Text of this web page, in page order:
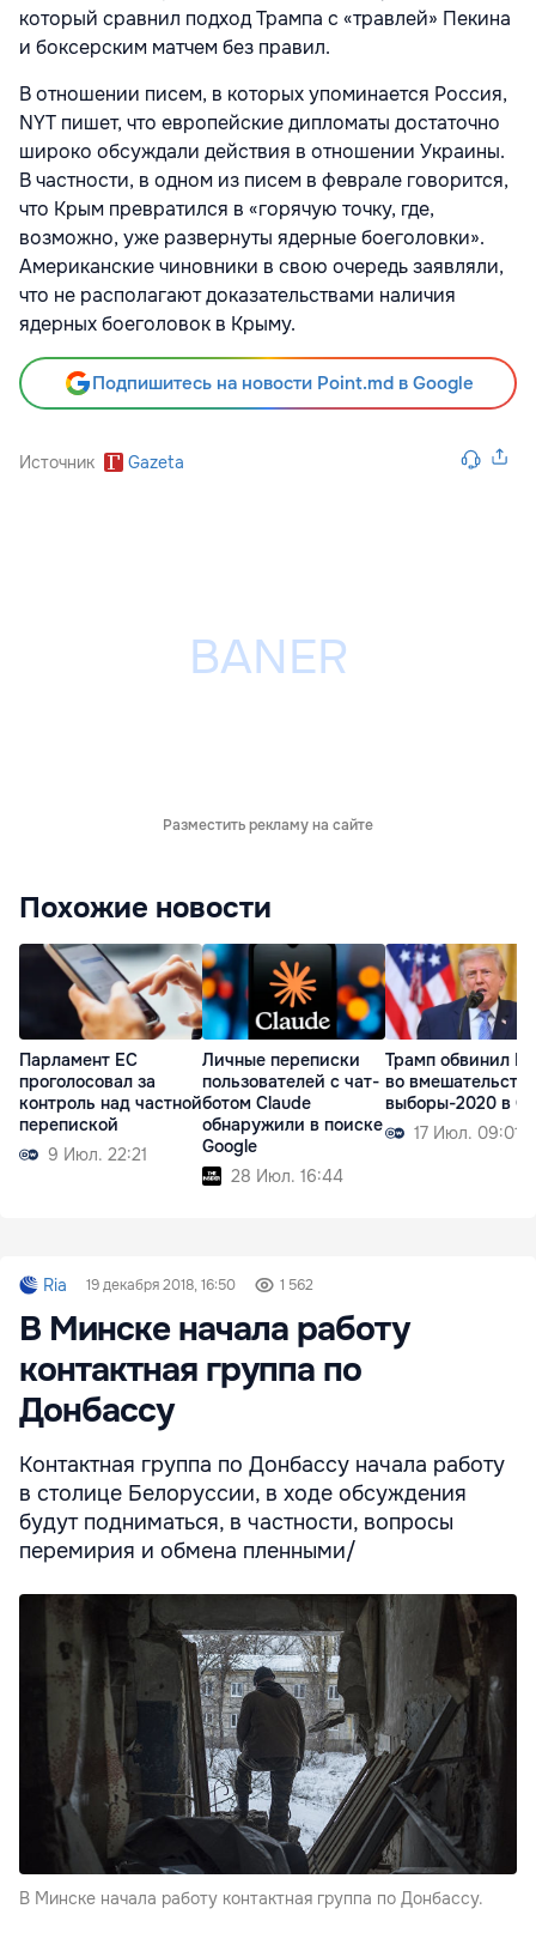
который сравнил подход Трампа с «травлей» Пекина
и боксерским матчем без правил.
В отношении писем, в которых упоминается Россия,
NYT пишет, что европейские дипломаты достаточно
широко обсуждали действия в отношении Украины.
В частности, в одном из писем в феврале говорится,
что Крым превратился в «горячую точку, где,
возможно, уже развернуты ядерные боеголовки».
Американские чиновники в свою очередь заявляли,
что не располагают доказательствами наличия
ядерных боеголовок в Крыму.
Подпишитесь на новости Point.md в Google
Источник Gazeta
Разместить рекламу на сайте
Похожие новости
Парламент ЕС
проголосовал за
контроль над частной
перепиской
9 Июл. 22:21
Личные переписки
пользователей с чат-
ботом Claude
обнаружили в поиске
Google
28 Июл. 16:44
Трамп обвинил
во
выборы-2020 в
17 Июл. 09:01
Ria 19 декабря 2018, 16:50 1 562
В Минске начала работу
контактная группа по
Донбассу
Контактная группа по Донбассу начала работу
в столице Белоруссии, в ходе обсуждения
будут подниматься, в частности, вопросы
перемирия и обмена пленными/
В Минске начала работу контактная группа по Донбассу.